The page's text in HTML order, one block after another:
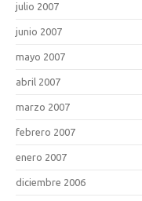
julio 2007
junio 2007
mayo 2007
abril 2007
marzo 2007
febrero 2007
enero 2007
diciembre 2006